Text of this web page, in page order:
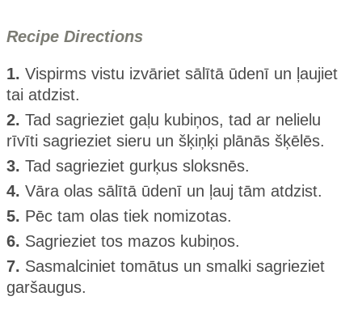
Recipe Directions
1. Vispirms vistu izvāriet sālītā ūdenī un ļaujiet
tai atdzist.
2. Tad sagrieziet gaļu kubiņos, tad ar nelielu
rīvīti sagrieziet sieru un šķiņķi plānās šķēlēs.
3. Tad sagrieziet gurķus sloksnēs.
4. Vāra olas sālītā ūdenī un ļauj tām atdzist.
5. Pēc tam olas tiek nomizotas.
6. Sagrieziet tos mazos kubiņos.
7. Sasmalciniet tomātus un smalki sagrieziet
garšaugus.